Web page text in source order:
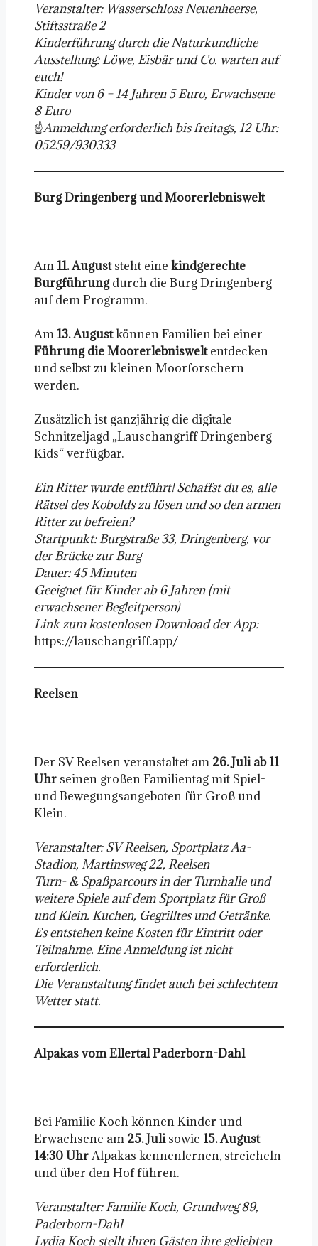
Veranstalter: Wasserschloss Neuenheerse,
Stiftsstraße 2
Kinderführung durch die Naturkundliche
Ausstellung: Löwe, Eisbär und Co. warten auf
euch!
Kinder von 6 – 14 Jahren 5 Euro, Erwachsene
8 Euro
☝️Anmeldung erforderlich bis freitags, 12 Uhr:
05259/930333
Burg Dringenberg und Moorerlebniswelt
Am 11. Auguststeht eine kindgerechte
Burgführungdurch die Burg Dringenberg
auf dem Programm.
Am 13. Augustkönnen Familien bei einer
Führung die Moorerlebnisweltentdecken
und selbst zu kleinen Moorforschern
werden.
Zusätzlich ist ganzjährig die digitale
Schnitzeljagd „Lauschangriff Dringenberg
Kids“ verfügbar.
Ein Ritter wurde entführt! Schaffst du es, alle
Rätsel des Kobolds zu lösen und so den armen
Ritter zu befreien?
Startpunkt: Burgstraße 33, Dringenberg, vor
der Brücke zur Burg
Dauer: 45 Minuten
Geeignet für Kinder ab 6 Jahren (mit
erwachsener Begleitperson)
Link zum kostenlosen Download der App:
https://lauschangriff.app/
Reelsen
Der SV Reelsen veranstaltet am 26. Juli ab 11
Uhr seinen großen Familientag mit Spiel-
und Bewegungsangeboten für Groß und
Klein.
Veranstalter: SV Reelsen, Sportplatz Aa-
Stadion, Martinsweg 22, Reelsen
Turn- & Spaßparcours in der Turnhalle und
weitere Spiele auf dem Sportplatz für Groß
und Klein. Kuchen, Gegrilltes und Getränke.
Es entstehen keine Kosten für Eintritt oder
Teilnahme. Eine Anmeldung ist nicht
erforderlich.
Die Veranstaltung findet auch bei schlechtem
Wetter statt.
Alpakas vom Ellertal Paderborn-Dahl
Bei Familie Koch können Kinder und
Erwachsene am 25. Julisowie 15. August
14:30 UhrAlpakas kennenlernen, streicheln
und über den Hof führen.
Veranstalter: Familie Koch, Grundweg 89,
Paderborn-Dahl
Lydia Koch stellt ihren Gästen ihre geliebten